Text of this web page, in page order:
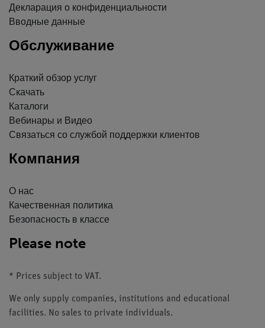
Декларация о конфиденциальности
Вводные данные
Обслуживание
Краткий обзор услуг
Скачать
Каталоги
Вебинары и Видео
Связаться со службой поддержки клиентов
Компания
О нас
Качественная политика
Безопасность в классе
Please note
* Prices subject to VAT.
We only supply companies, institutions and educational
facilities. No sales to private individuals.